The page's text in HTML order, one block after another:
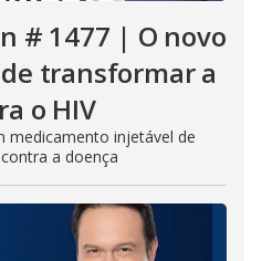
# 1477 | O novo
transformar a
o HIV
medicamento injetável de
a doença